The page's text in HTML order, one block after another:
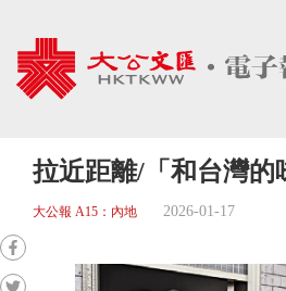
拉近距離/「和台灣的
大公報 A15：內地 2026-01-17